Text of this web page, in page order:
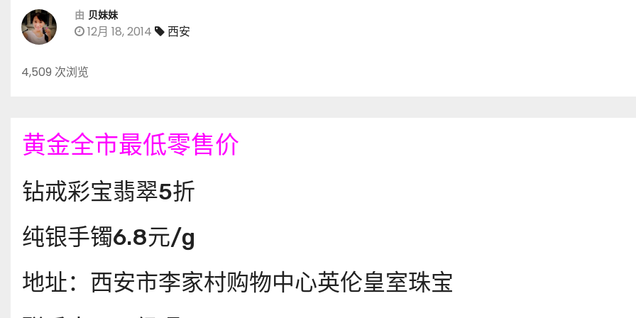
由 贝妹妹
12月 18, 2014 西安
4,509 次浏览
黄金全市最低零售价
钻戒彩宝翡翠5折
纯银手镯6.8元/g
地址：西安市李家村购物中心英伦皇室珠宝